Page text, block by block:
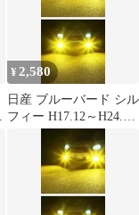
LEDチップ搭載 ポン付
け 新品 送料込み Bタイ
¥2,580
日産 ブルーバード シル
フィー H17.12～H24.11
H8/H11/H16 LED フォ
グランプ バルブ 球 2個
SET 特注ハイパワー
LEDチップ搭載 ポン付